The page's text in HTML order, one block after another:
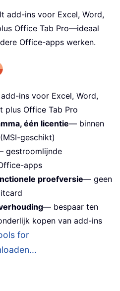
add-ins voor Excel, Word,
Office Tab Pro—ideaal
Office-apps werken.
ins voor Excel, Word,
plus Office Tab Pro
één licentie— binnen
geschikt)
gestroomlijnde
apps
proefversie— geen
— bespaar ten
kopen van add-ins
for